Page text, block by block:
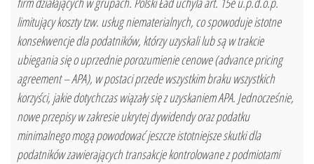
limitujący koszty tzw. usług niematerialnych, co spowoduje istotne
konsekwencje dla podatników, którzy uzyskali lub są w trakcie
ubiegania się o uprzednie porozumienie cenowe (advance pricing
agreement – APA), w postaci przede wszystkim braku wszystkich
korzyści, jakie dotychczas wiązały się z uzyskaniem APA. Jednocześnie,
nowe przepisy w zakresie ukrytej dywidendy oraz podatku
minimalnego mogą powodować jeszcze istotniejsze skutki dla
podatników zawierających transakcje kontrolowane z podmiotami